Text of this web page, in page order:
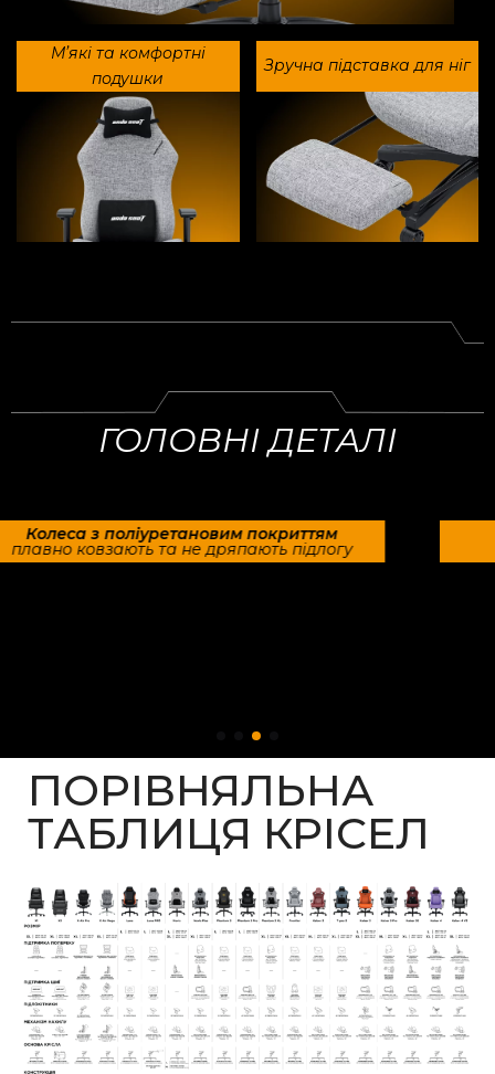
Мʼякі та комфортні
подушки
Зручна підставка для ніг
ГОЛОВНІ ДЕТАЛІ
Блок гойдання BIPMA5.1
Протестований і сертифікований
ПОРІВНЯЛЬНА
ТАБЛИЦЯ КРІСЕЛ